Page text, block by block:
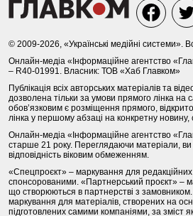
© 2009-2026, «Українські медійні системи».
Онлайн-медіа «Інформаційне агентство
– R40-01991. Власник: ТОВ «Хаб Главком»
Публікація всіх авторських матеріалів та
дозволена тільки за умови прямого лінка на
обов’язковим є розміщення прямого,
лінка у першому абзаці на конкретну новину,
Онлайн-медіа «Інформаційне агентство
старше 21 року. Переглядаючи матеріали,
відповідність віковим обмеженням.
«Спецпроєкт» – маркування для редакційних
спонсорованими. «Партнерський проєкт» –
що створюються в партнерстві з
маркування для матеріалів, створених на
підготовлених самими компаніями, за зміст